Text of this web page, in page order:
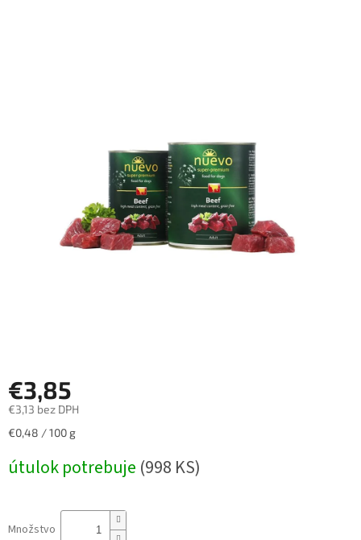
€3,85
€3,13 bez DPH
Jednotková
€0,48 / 100 g
útulok potrebuje (998 KS)
Množstvo